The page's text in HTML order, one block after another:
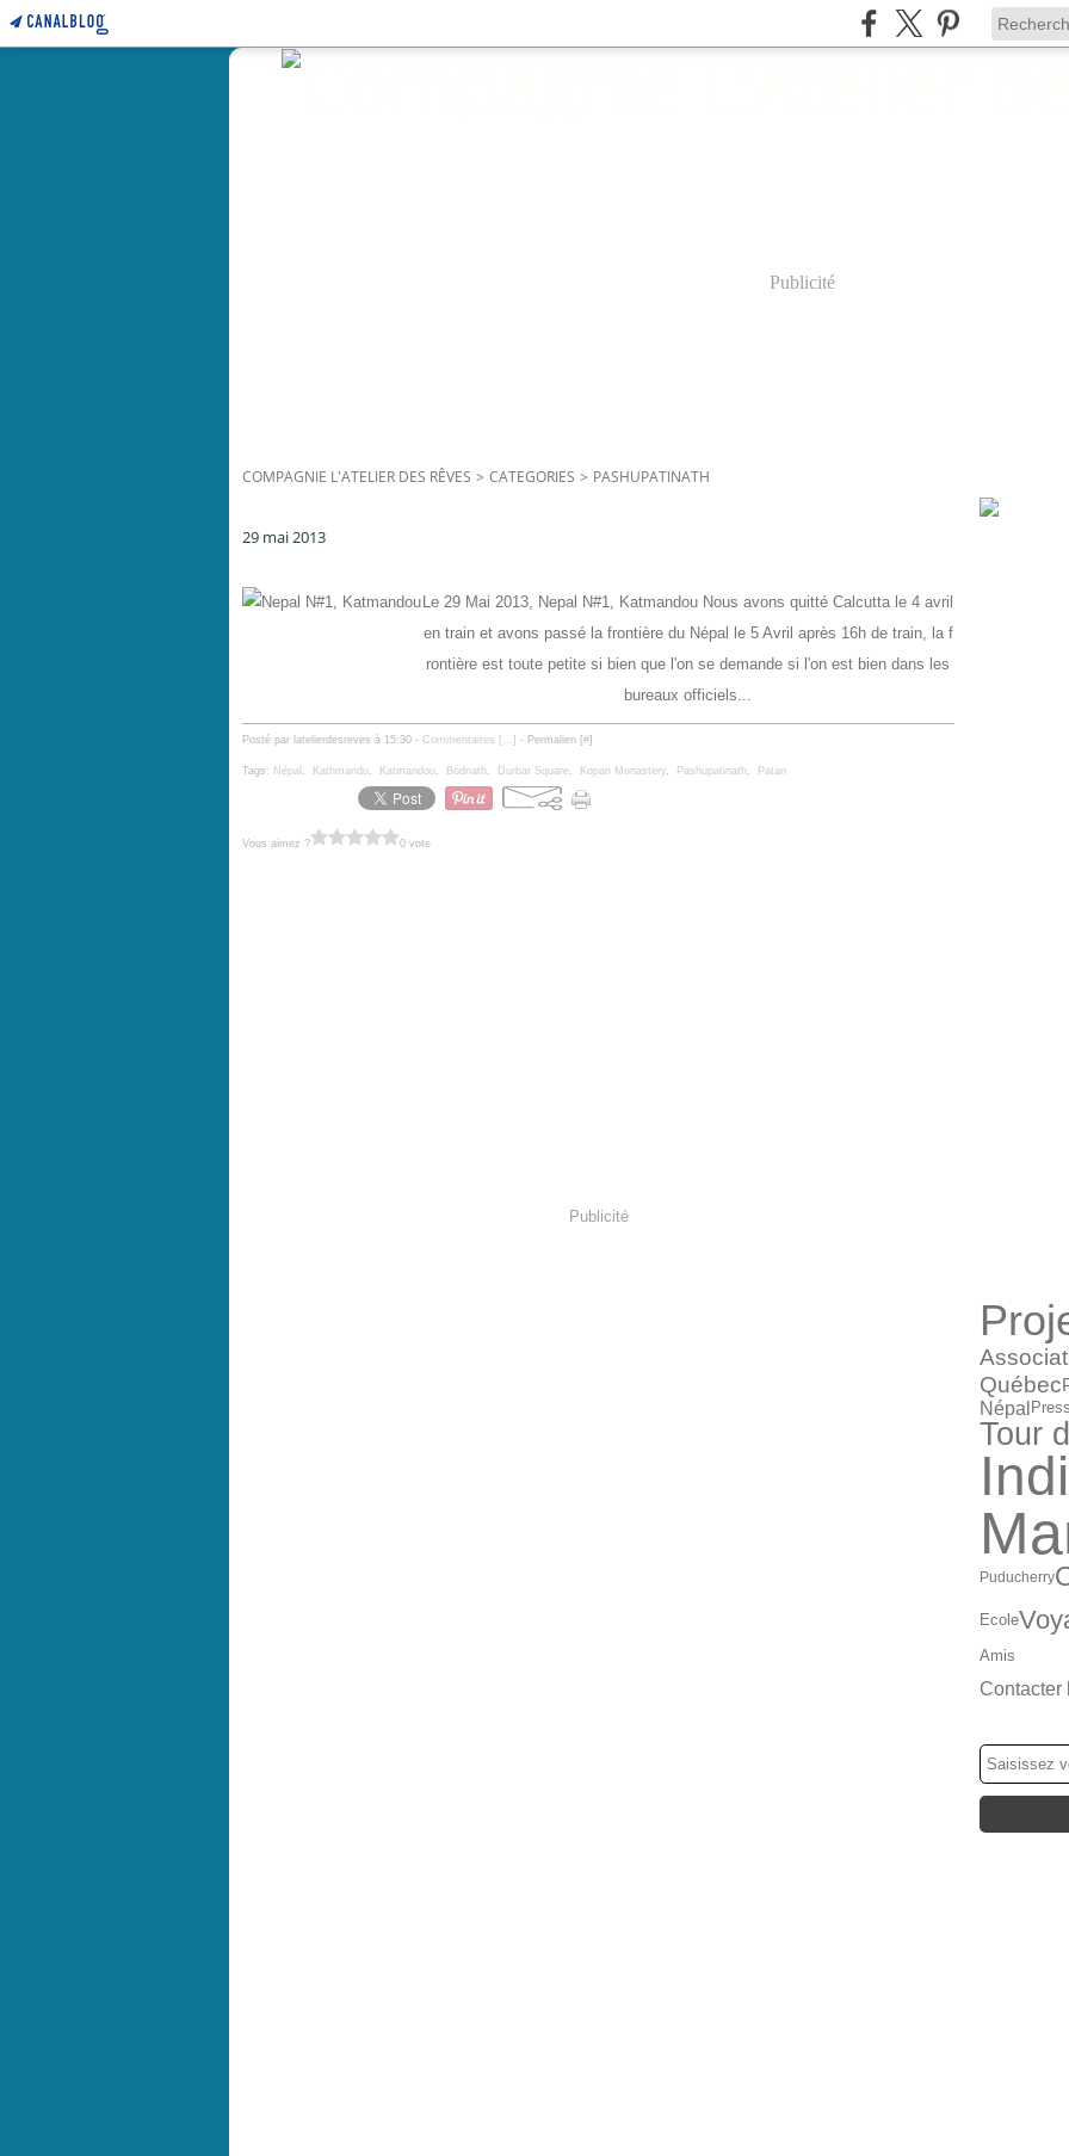
Publicité
COMPAGNIE L'ATELIER DES RÊVES > CATEGORIES > PASHUPATINATH
29 mai 2013
Le 29 Mai 2013, Nepal N#1, Katmandou Nous avons quitté Calcutta le 4 avril
en train et avons passé la frontière du Népal le 5 Avril après 16h de train, la f
rontière est toute petite si bien que l'on se demande si l'on est bien dans les
bureaux officiels...
Posté par latelierdesreves à 15:30 - Commentaires [ …] - Permalien [#]
Tags: Népal , Kathmandu , Katmandou , Bodnath, Durbar Square, Kopan Monastery, Pashupatinath, Patan
Vous aimez ? 0 vote
Publicité
Québec
Népal
Tour
Puducherry
Ecole
Amis
Contacter